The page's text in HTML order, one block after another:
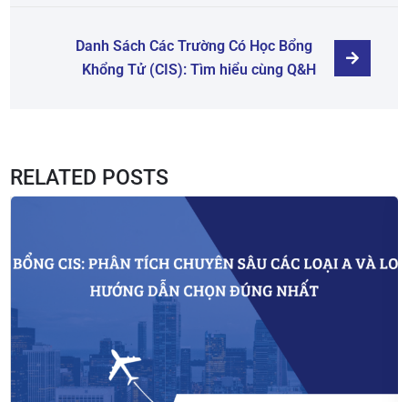
Danh Sách Các Trường Có Học Bổng
Khổng Tử (CIS): Tìm hiểu cùng Q&H
RELATED POSTS